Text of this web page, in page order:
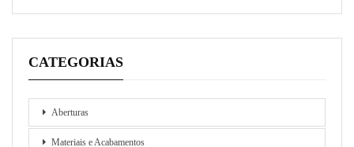
CATEGORIAS
Aberturas
Materiais e Acabamentos